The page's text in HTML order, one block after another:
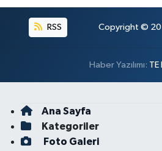
RSS Copyright ©
Haber Yazılımı: TE
Ana Sayfa
Kategoriler
Foto Galeri